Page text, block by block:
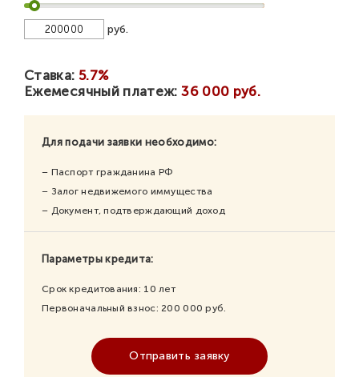
руб.
Ставка: 5.7%
Ежемесячный платеж:36 000 руб.
Для подачи заявки необходимо:
– Паспорт гражданина РФ
– Залог недвижемого иммущества
– Документ, подтверждающий доход
Параметры кредита:
Срок кредитования: 10 лет
Первоначальный взнос: 200 000 руб.
Отправить заявку